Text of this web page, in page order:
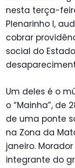
nesta terça-
Plenarinho I,
cobrar
social do
Um deles é o
o “Mainha”, de
de uma ponte
na Zona da
janeiro.
integrante do